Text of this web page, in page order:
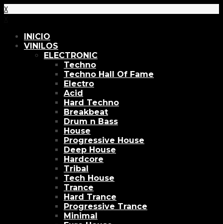
X
INICIO
VINILOS
ELECTRONIC
Techno
Techno Hall Of Fame
Electro
Acid
Hard Techno
Breakbeat
Drum n Bass
House
Progressive House
Deep House
Hardcore
Tribal
Tech House
Trance
Hard Trance
Progressive Trance
Minimal